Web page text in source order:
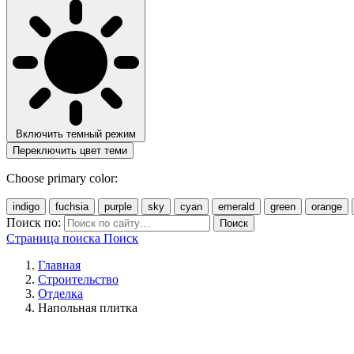
Включить темный режим
Переключить цвет теми
Choose primary color:
indigo fuchsia purple sky cyan emerald green orange
Поиск по: Поиск
Страница поиска Поиск
Главная
Строительство
Отделка
Напольная плитка